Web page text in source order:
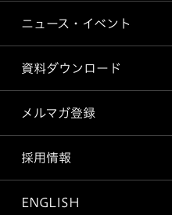
ニュース・イベント
資料ダウンロード
メルマガ登録
採用情報
ENGLISH